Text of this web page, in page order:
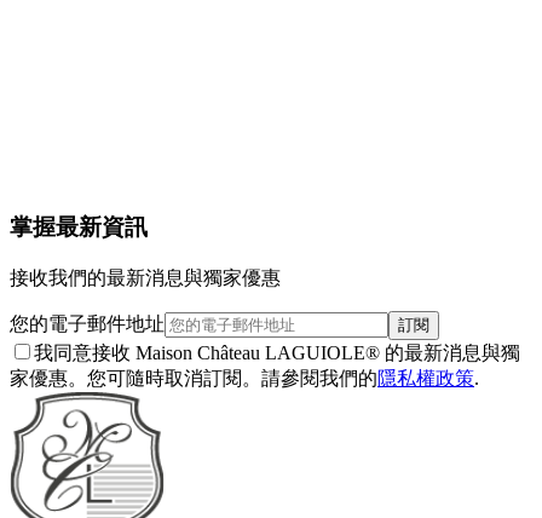
掌握最新資訊
接收我們的最新消息與獨家優惠
您的電子郵件地址 訂閱
我同意接收 Maison Château LAGUIOLE® 的最新消息與獨
家優惠。您可隨時取消訂閱。請參閱我們的隱私權政策.